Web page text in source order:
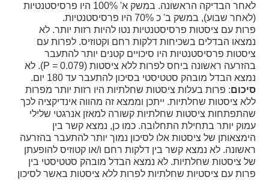
לאחר הבדיקה הראשונה. במשק א' 100% היו פרסיסטנטיות
(לאחר שבוע), במשק ב' כ 70% היו פרסיסטנטיות.
פרות עם ציסטות פרסיסטנטיות נטו להיות רזות יותר. לא
נמצאו הבדלים בשכיחות דלקות רחם וקטוזיס. לפרות עם
ציסטות פרסיסטנטיות היו סיכויים קטנים יותר להתעבר
בהזרעה ראשונה ביחס לפרות ללא ציסטות (P = 0.079). לא
נמצא הבדל מובהק סטטיסטי בסיכון להתעבר עד 180 יום.
סיכום: פרות בעלות ציסטות שחלתיות היו רזות יותר מפרות
ללא ציסטות שחלתיות. ייתכן וממצא זה מהווה אינדיקציה לכך
שהתפתחות ציסטות שחלתיות קשורה למאזן אנרגטי שלילי
עמוק יותר בתחילת התחלובה. כמו כן, נמצא קשר בין
הימצאותן של ציסטות אלו לסיכון נמוך יותר להתעבר בהזרעה
ראשונה. לא נמצא קשר בין דלקות רחם ו/או קטוזיס להופעתן
של ציסטות שחלתיות. לא נמצא הבדל מובהק סטטיסטי בין
פרות עם ציסטיות שחלתיות לפרות ללא ציסטות באשר לסיכון